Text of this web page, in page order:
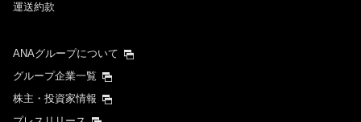
運送約款
ANAグループについて
グループ企業一覧
株主・投資家情報